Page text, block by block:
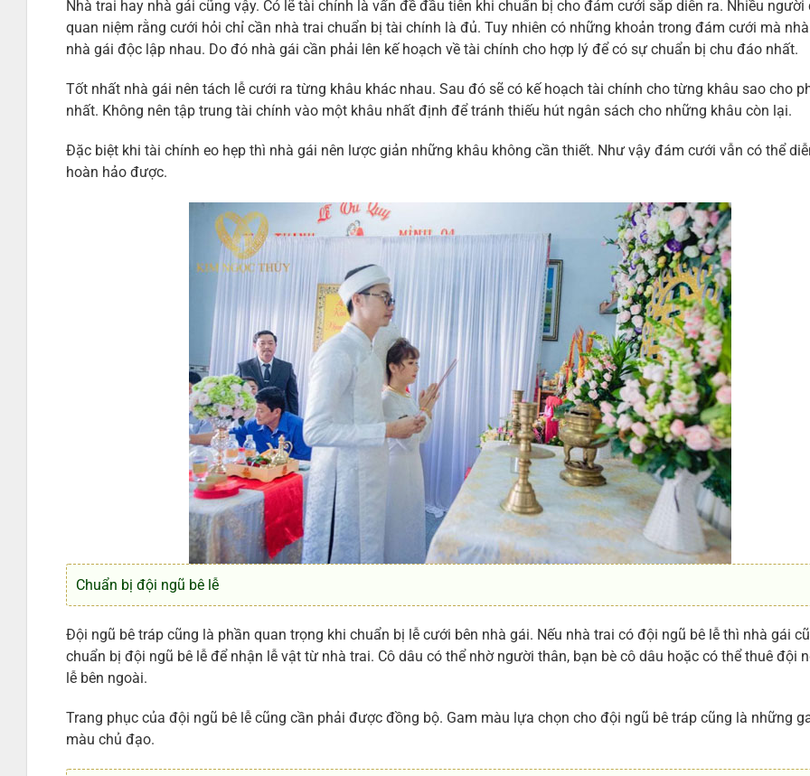
Nhà trai hay nhà gái cũng vậy. Có lẽ tài chính là vấn đề đầu tiên khi chuẩn bị cho đám cưới sắp diễn ra. Nhiều người
quan niệm rằng cưới hỏi chỉ cần nhà trai chuẩn bị tài chính là đủ. Tuy nhiên có những khoản trong đám cưới mà
nhà gái độc lập nhau. Do đó nhà gái cần phải lên kế hoạch về tài chính cho hợp lý để có sự chuẩn bị chu đáo nhất.
Tốt nhất nhà gái nên tách lễ cưới ra từng khâu khác nhau. Sau đó sẽ có kế hoạch tài chính cho từng khâu sao cho
nhất. Không nên tập trung tài chính vào một khâu nhất định để tránh thiếu hút ngân sách cho những khâu còn lại.
Đặc biệt khi tài chính eo hẹp thì nhà gái nên lược giản những khâu không cần thiết. Như vậy đám cưới vẫn có thể
hoàn hảo được.
Chuẩn bị đội ngũ bê lễ
Đội ngũ bê tráp cũng là phần quan trọng khi chuẩn bị lễ cưới bên nhà gái. Nếu nhà trai có đội ngũ bê lễ thì nhà gái
chuẩn bị đội ngũ bê lễ để nhận lễ vật từ nhà trai. Cô dâu có thể nhờ người thân, bạn bè cô dâu hoặc có thể thuê đội
lễ bên ngoài.
Trang phục của đội ngũ bê lễ cũng cần phải được đồng bộ. Gam màu lựa chọn cho đội ngũ bê tráp cũng là những
màu chủ đạo.